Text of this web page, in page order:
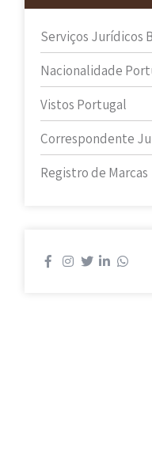
Serviços Jurídicos
Nacionalidade
Vistos Portugal
Correspondente
Registro de Marcas